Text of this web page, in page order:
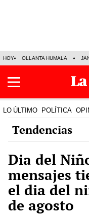
HOY OLLANTA HUMALA
LO ÚLTIMO POLÍTICA
Tendencias
Dia del
mensajes
el dia del
de agosto